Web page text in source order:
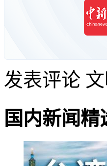
发表评论
国内新闻精